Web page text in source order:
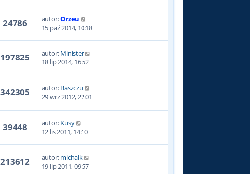
24786 autor:Orzeu
15 paź 2014, 10:18
197825 autor:Minister
18 lip 2014, 16:52
342305 autor:Baszczu
29 wrz 2012, 22:01
39448 autor:Kusy
12 lis 2011, 14:10
213612 autor:michalk
19 lip 2011, 09:57